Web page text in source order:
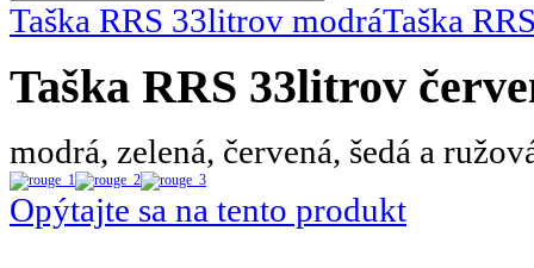
Taška RRS 33litrov modráTaška
Taška RRS 33litrov
modrá, zelená, červená, šedá a
Opýtajte sa na tento produkt